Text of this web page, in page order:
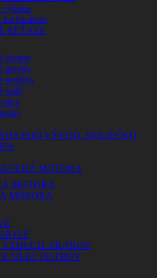
výfuku
karburátora
REŤAZE
lamely
plechy
pružiny
sady
POD VÝVOD. KOLIEČKO
MOTORA
MOTORA
MOTORA
FILTROV
OLEJ. FILTROV